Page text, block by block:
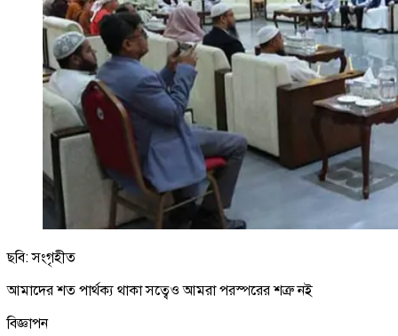
ছবি: সংগৃহীত
আমাদের শত পার্থক্য থাকা সত্বেও আমরা পরস্পরের শত্রু নই
বিজ্ঞাপন